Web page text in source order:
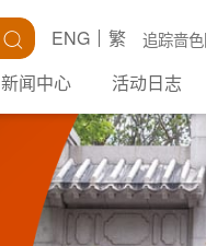
搜寻 追踪啬
ENG
繁
新闻中心 活动日志